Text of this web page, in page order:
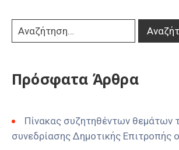
Πρόσφατα Άρθρα
Πίνακας συζητηθέντων θεμάτων
συνεδρίασης Δημοτικής Επιτροπής